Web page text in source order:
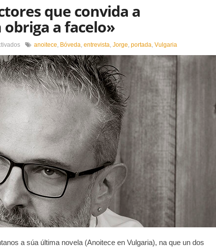
que convida a
a facelo»
en
un
libro
para
os
lectores
convida
reflexionar,
pero
a
facelo»
anoitece Bóveda entrevista Jorge portada Vulgaria
a súa última novela (Anoitece en Vulgaria), na que un dos